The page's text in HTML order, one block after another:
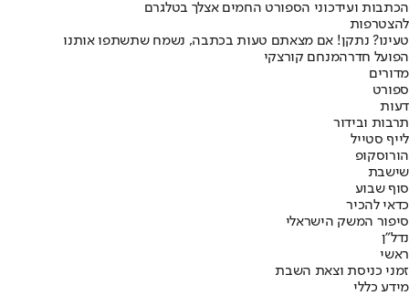
הכתבות ועידכוני הספורט החמים אצלך בטלגרם
להצטרפות
טעינו? נתקן! אם מצאתם טעות בכתבה, נשמח שתשתפו אותנו
הפועל חדרהמנחם קורצקי
מדורים
ספורט
דעות
תרבות ובידור
לייף סטייל
הורוסקופ
שישבת
סוף שבוע
כדאי להכיר
סיפור המשק הישראלי
נדל"ן
ראשי
זמני כניסת וצאת השבת
מידע כללי